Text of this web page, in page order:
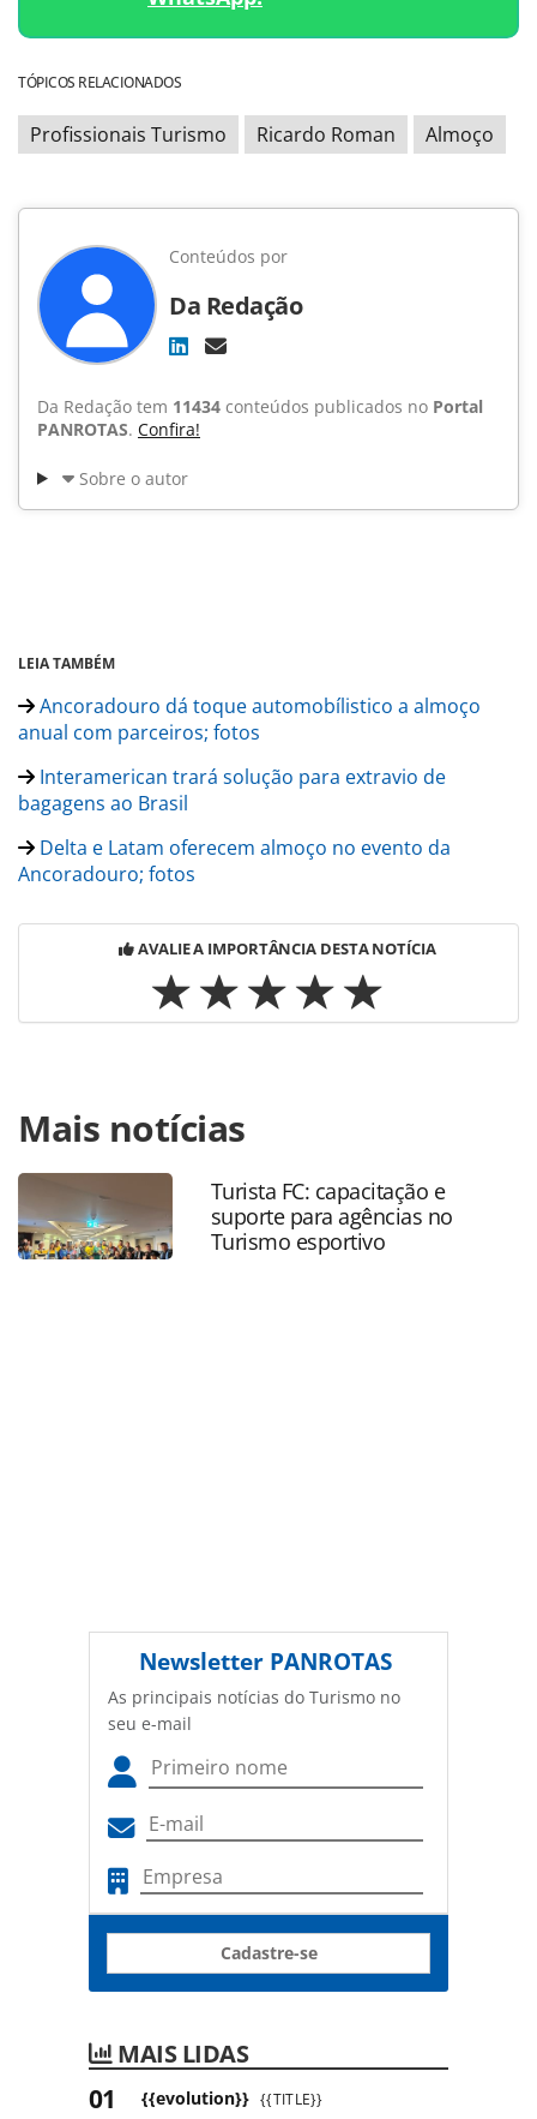
TÓPICOS RELACIONADOS
Profissionais Turismo Ricardo Roman Almoço
Conteúdos por
Da Redação
Da Redação tem 11434 conteúdos publicados no Portal
PANROTAS. Confira!
Sobre o autor
LEIA TAMBÉM
Ancoradouro dá toque automobílistico a almoço
anual com parceiros; fotos
Interamerican trará solução para extravio de
bagagens ao Brasil
Delta e Latam oferecem almoço no evento da
Ancoradouro; fotos
AVALIE A IMPORTÂNCIA DESTA NOTÍCIA
https://www.panrotas.com.br/gente/eventos/2023/12/
roman-reune-amigos-do-turismo-em-almoco-de-fim-de-
ano-fotos_201846.html ou as ferramentas oferecidas na
página. Todo o conteúdo produzido pela PANROTAS
Editora é protegido pela legislação brasileira sobre direito
autoral. Não reproduza o conteúdo sem autorização da
Mais notícias
Turista FC: capacitação e
suporte para agências no
Turismo esportivo
Newsletter PANROTAS
As principais notícias do Turismo no
seu e-mail
Cadastre-se
MAIS LIDAS
{{evolution}} {{TITLE}}